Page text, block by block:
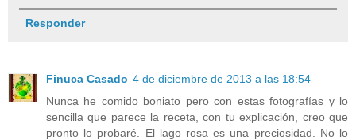
Responder
Finuca Casado 4 de diciembre de 2013 a las 18:54
Nunca he comido boniato pero con estas fotografías y lo
sencilla que parece la receta, con tu explicación, creo que
pronto lo probaré. El lago rosa es una preciosidad. No lo